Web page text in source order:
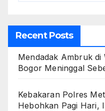
Recent Posts
Mendadak Ambruk
Bogor Meninggal
Kebakaran Polres
Hebohkan Pagi Hari,